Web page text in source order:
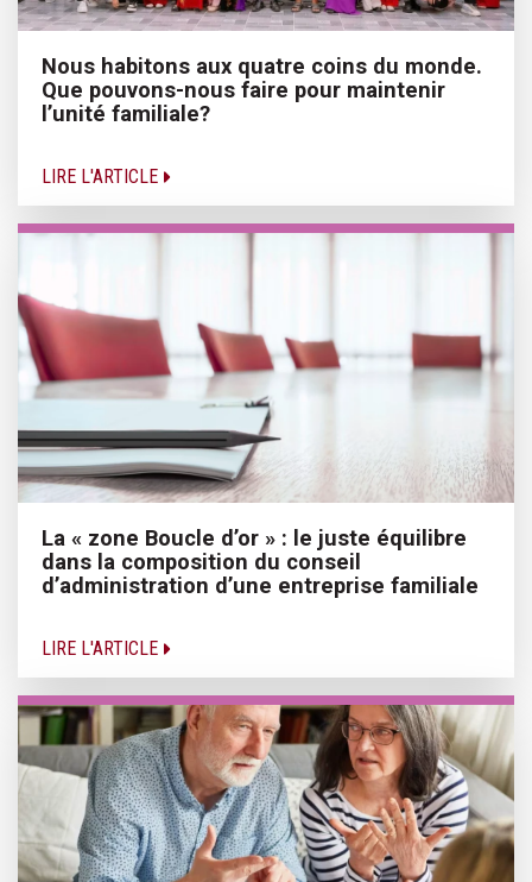
Nous habitons aux quatre coins du monde.
Que pouvons-nous faire pour maintenir
l’unité familiale?
LIRE L'ARTICLE
La « zone Boucle d’or » : le juste équilibre
dans la composition du conseil
d’administration d’une entreprise familiale
LIRE L'ARTICLE